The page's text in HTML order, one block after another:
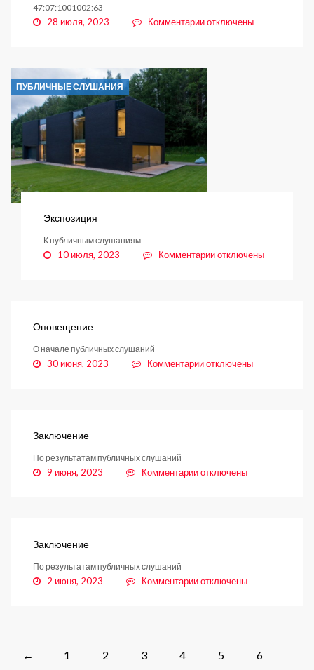
47:07:1001002:63
28 июля, 2023 Комментариикотключены
ПУБЛИЧНЫЕ СЛУШАНИЯ
Экспозиция
К публичным слушаниям
10 июля, 2023 Комментариикотключены
Оповещение
О начале публичных слушаний
30 июня, 2023 Комментариикотключены
Заключение
По результатам публичных слушаний
9 июня, 2023 Комментариикотключены
Заключение
По результатам публичных слушаний
2 июня, 2023 Комментариикотключены
Posts
← 1 2 3 4 5 6